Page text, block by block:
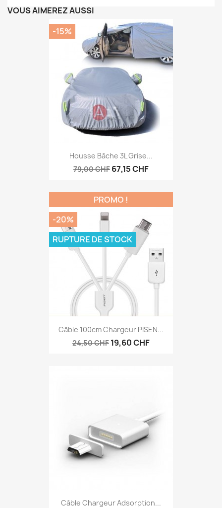
VOUS AIMEREZ AUSSI
Housse Bâche 3L Grise...
79,00 CHF 67,15 CHF
-15%
Câble 100cm Chargeur PISEN...
24,50 CHF 19,60 CHF
PROMO !
-20%
RUPTURE DE STOCK
Câble Chargeur Adsorption...